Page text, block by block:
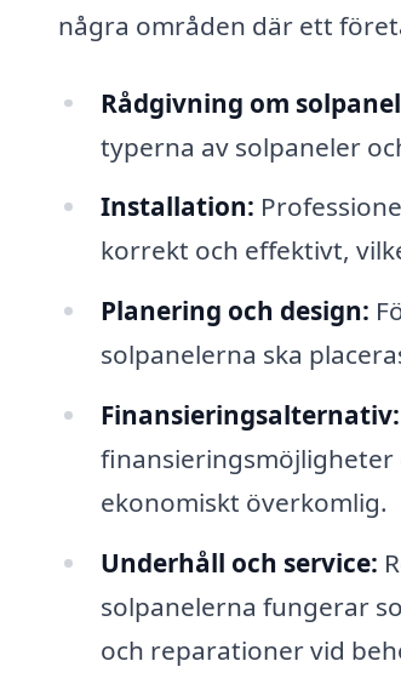
några områden där ett
Rådgivning om
typerna av solpaneler
Installation:
korrekt och effektivt,
Planering och design:
solpanelerna ska
Finansieringsalternativ:
ekonomiskt överkomlig.
Underhåll och service:
solpanelerna fungerar
och reparationer vid